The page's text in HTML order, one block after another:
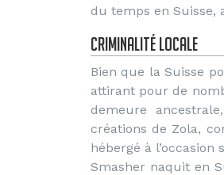
du temps en Suisse,
Criminalité locale
Bien que la Suisse
attirant pour de
demeure
créations de Zola,
hébergé à
Smasher naquit en